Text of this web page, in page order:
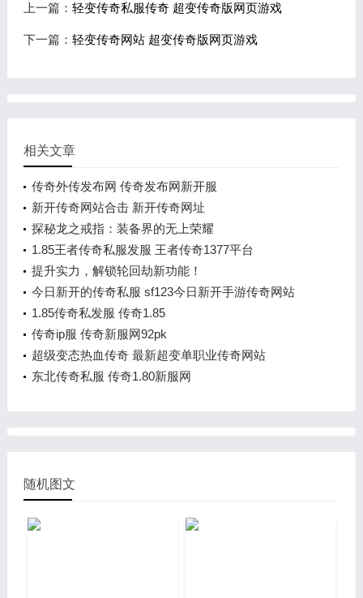
上一篇： 轻变传奇私服传奇 超变传奇版网页游戏
下一篇： 轻变传奇网站 超变传奇版网页游戏
相关文章
传奇外传发布网 传奇发布网新开服
新开传奇网站合击 新开传奇网址
探秘龙之戒指：装备界的无上荣耀
1.85王者传奇私服发服 王者传奇1377平台
提升实力，解锁轮回劫新功能！
今日新开的传奇私服 sf123今日新开手游传奇网站
1.85传奇私发服 传奇1.85
传奇ip服 传奇新服网92pk
超级变态热血传奇 最新超变单职业传奇网站
东北传奇私服 传奇1.80新服网
随机图文